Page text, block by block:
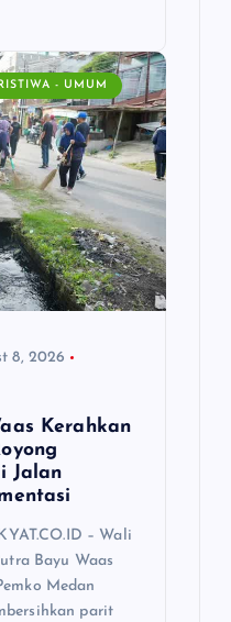
- UMUM
8, 2026
Kerahkan
Jalan
– Wali
Bayu Waas
Medan
parit